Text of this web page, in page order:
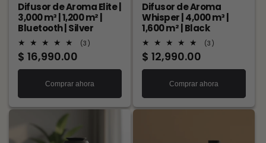
Difusor de Aroma Elite |
3,000 m³ | 1,200 m² |
Bluetooth | Silver
(3)
Precio
habitual
$ 16,990.00
Comprar ahora
Difusor de Aroma
Whisper | 4,000 m³ |
1,600 m² | Black
(3)
Precio
habitual
$ 12,990.00
Comprar ahora